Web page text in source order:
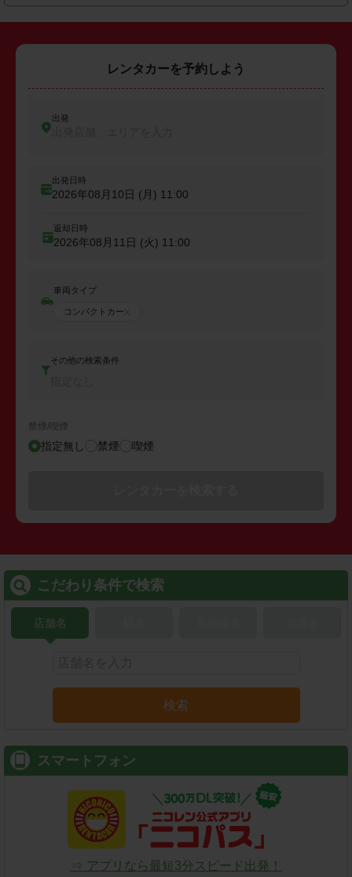
レンタカーを予約しよう
出発
出発日時
2026年08月10日 (月) 11:00
返却日時
2026年08月11日 (火) 11:00
車両タイプ
コンパクトカー
その他の検索条件
禁煙/喫煙
指定無し 禁煙 喫煙
こだわり条件で検索
店舗名
検索
スマートフォン
⇒ アプリなら最短3分スピード出発！